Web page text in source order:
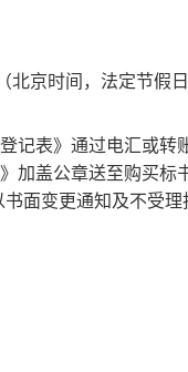
京时间，法定节假日
记表》通过电汇或转
加盖公章送至购买标
面变更通知及不受理